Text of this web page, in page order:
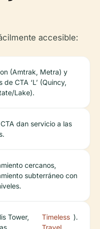
accesible:
(Amtrak, Metra) y
CTA ‘L’ (Quincy,
Lake).
dan servicio a las
cercanos,
subterráneo con
Tower,
Timeless ).